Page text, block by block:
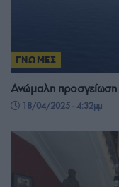
ΓΝΩΜΕΣ
Ανώμαλη προσγείωση
18/04/2025 - 4:32μμ